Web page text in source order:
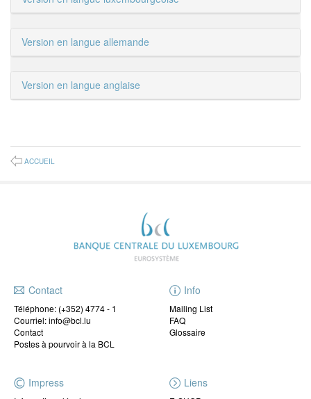
Version en langue allemande
Version en langue anglaise
ACCUEIL
Contact
Téléphone: (+352) 4774 - 1
Courriel: info@bcl.lu
Contact
Postes à pourvoir à la BCL
Info
Mailing List
FAQ
Glossaire
Impress Liens